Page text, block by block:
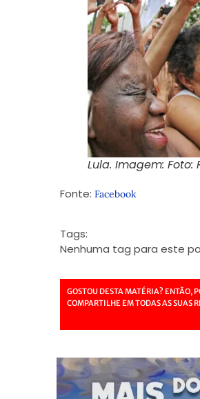
Lula. Imagem: Foto:
Fonte: Facebook
Tags:
Nenhuma tag para este
GOSTOU DESTA MATÉRIA? ENTÃO,
COMPARTILHE EM TODAS AS SUAS